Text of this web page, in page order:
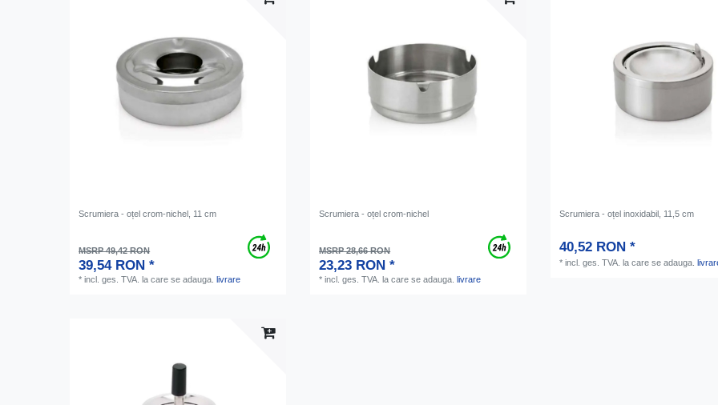
Scrumiera - oțel crom-nichel, 11 cm
MSRP 49,42 RON
39,54 RON *
*incl. ges. TVA. la care se adauga.livrare
Scrumiera - oțel crom-nichel
MSRP 28,66 RON
23,23 RON *
*incl. ges. TVA. la care se adauga.livrare
Scrumiera - oțel inoxidabil, 11,5 cm
40,52 RON *
*incl. ges. TVA. la care se adauga.